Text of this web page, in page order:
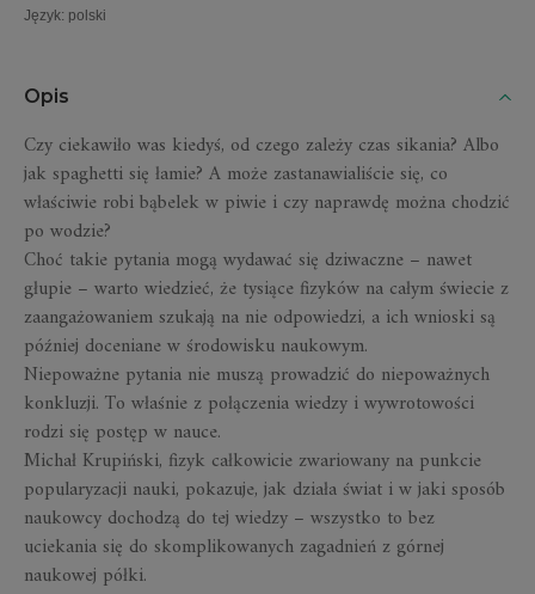
Język: polski
Opis
Czy ciekawiło was kiedyś, od czego zależy czas sikania? Albo
jak spaghetti się łamie? A może zastanawialiście się, co
właściwie robi bąbelek w piwie i czy naprawdę można chodzić
po wodzie?
Choć takie pytania mogą wydawać się dziwaczne – nawet
głupie – warto wiedzieć, że tysiące fizyków na całym świecie z
zaangażowaniem szukają na nie odpowiedzi, a ich wnioski są
później doceniane w środowisku naukowym.
Niepoważne pytania nie muszą prowadzić do niepoważnych
konkluzji. To właśnie z połączenia wiedzy i wywrotowości
rodzi się postęp w nauce.
Michał Krupiński, fizyk całkowicie zwariowany na punkcie
popularyzacji nauki, pokazuje, jak działa świat i w jaki sposób
naukowcy dochodzą do tej wiedzy – wszystko to bez
uciekania się do skomplikowanych zagadnień z górnej
naukowej półki.